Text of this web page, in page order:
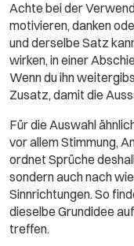
Achte bei der
motivieren, danken
und derselbe Satz
wirken, in einer
Wenn du ihn
Zusatz, damit die
Für die Auswahl
vor allem Stimmung,
ordnet Sprüche
sondern auch nach
Sinnrichtungen. So
dieselbe Grundidee
treffen.